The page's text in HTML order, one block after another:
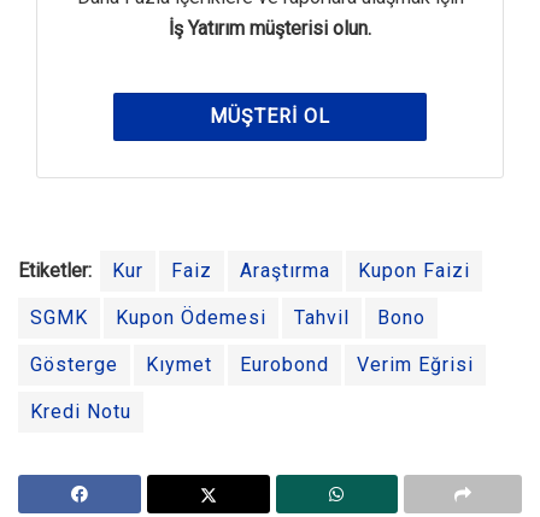
İş Yatırım müşterisi olun.
MÜŞTERI OL
Etiketler: Kur Faiz Araştırma Kupon Faizi
SGMK Kupon Ödemesi Tahvil Bono
Gösterge Kıymet Eurobond Verim Eğrisi
Kredi Notu